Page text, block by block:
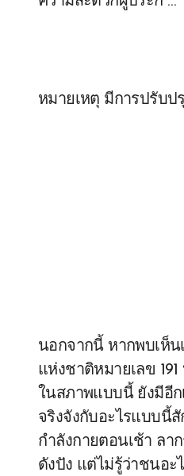
หมายเหตุ มีการปรับปรุ
นอกจากนี้ หากพบเห็น
แห่งชาติหมายเลข
ในสภาพแบบนี้ ยังมีอีก
จริงจังกับอะไรแบบนี้
กำลังกายตอนเช้า ลา
ดังปัง แต่ไม่รู้ว่าชนอะ